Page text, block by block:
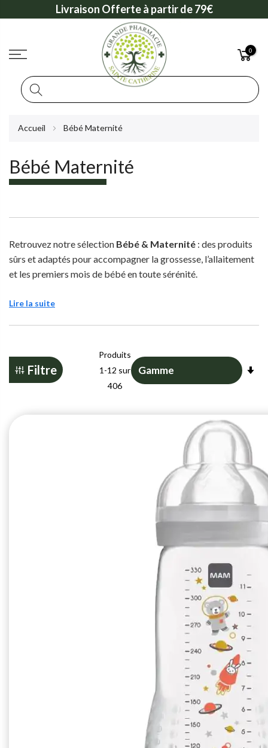
Livraison Offerte à partir de 79€
0
Accueil Bébé Maternité
Bébé Maternité
Retrouvez notre sélection Bébé & Maternité : des produits
sûrs et adaptés pour accompagner la grossesse, l’allaitement
et les premiers mois de bébé en toute sérénité.
Lire la suite
Filtre
Produits
1 -12 sur
406